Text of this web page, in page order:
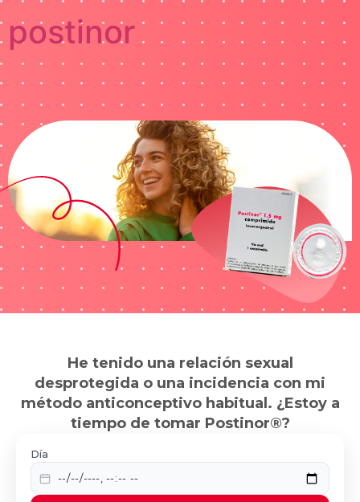
postinor
He tenido una relación sexual
desprotegida o una incidencia con mi
método anticonceptivo habitual. ¿Estoy a
tiempo de tomar Postinor®?
Día